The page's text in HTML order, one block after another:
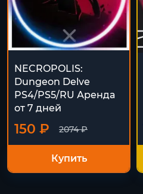
NECROPOLIS:
Dungeon Delve
PS4/PS5/RU Аренда
от 7 дней
2074 ₽
150 ₽
Купить